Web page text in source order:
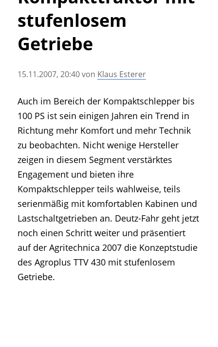
• Geschichte und Geschichten
• Messen und Veranstaltungen
• Mitteilung der Redaktion
• Agritechnica Neuheiten Archiv
stufenlosem
Getriebe
15.11.2007, 20:40von Klaus Esterer
Auch im Bereich der Kompaktschlepper bis
100 PS ist sein einigen Jahren ein Trend in
Richtung mehr Komfort und mehr Technik
zu beobachten. Nicht wenige Hersteller
zeigen in diesem Segment verstärktes
Engagement und bieten ihre
Kompaktschlepper teils wahlweise, teils
serienmäßig mit komfortablen Kabinen und
Lastschaltgetrieben an. Deutz-Fahr geht jetzt
noch einen Schritt weiter und präsentiert
auf der Agritechnica 2007 die Konzeptstudie
des Agroplus TTV 430 mit stufenlosem
Getriebe.